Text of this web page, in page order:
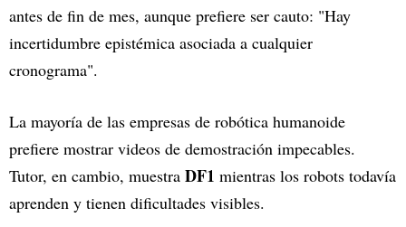
antes de fin de mes, aunque prefiere ser cauto: "Hay
incertidumbre epistémica asociada a cualquier
cronograma".
La mayoría de las empresas de robótica humanoide
prefiere mostrar videos de demostración impecables.
Tutor, en cambio, muestra DF1 mientras los robots todavía
aprenden y tienen dificultades visibles.